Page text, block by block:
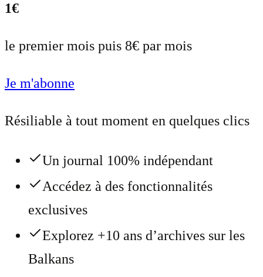
1€
le premier mois puis 8€ par mois
Je m'abonne
Résiliable à tout moment en quelques clics
Un journal 100% indépendant
Accédez à des fonctionnalités
exclusives
Explorez +10 ans d’archives sur les
Balkans